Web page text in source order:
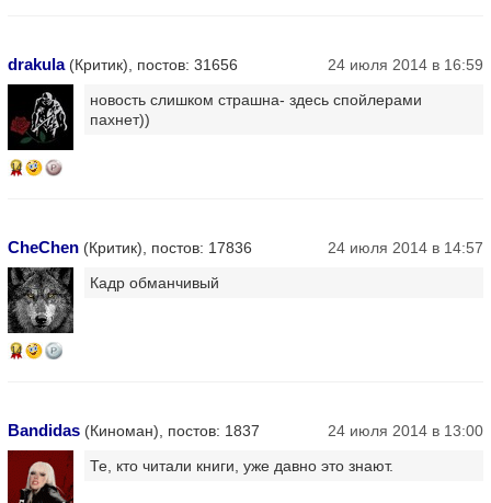
drakula(Критик), постов: 31656 24 июля 2014 в 16:59
14
новость слишком страшна- здесь спойлерами
пахнет))
CheChen (Критик), постов: 17836 24 июля 2014 в 14:57
14
Кадр обманчивый
Bandidas (Киноман), постов: 1837 24 июля 2014 в 13:00
Те, кто читали книги, уже давно это знают.